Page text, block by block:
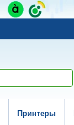
Принтеры